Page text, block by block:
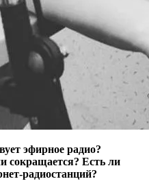
эфирное радио?
сокращается? Есть ли
радиостанций?